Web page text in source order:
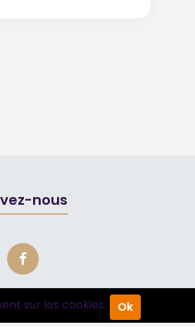
nous
sur les cookies. Ok